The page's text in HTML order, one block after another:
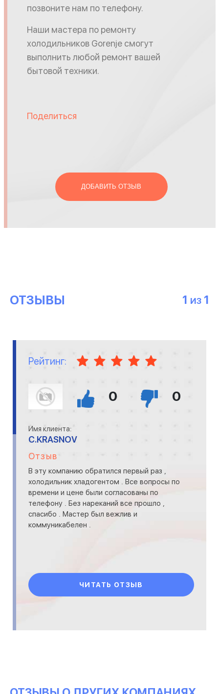
позвоните нам по телефону.
Наши мастера по ремонту
холодильников Gorenje смогут
выполнить любой ремонт вашей
бытовой техники.
Поделиться
ДОБАВИТЬ ОТЗЫВ
ОТЗЫВЫ 1 ИЗ 1
Рейтинг:
0 0
Имя клиента:
C.KRASNOV
Отзыв
В эту компанию обратился первый раз ,
холодильник хладогентом . Все вопросы по
времени и цене были согласованы по
телефону . Без нареканий все прошло ,
спасибо . Мастер был вежлив и
коммуникабелен .
ЧИТАТЬ ОТЗЫВ